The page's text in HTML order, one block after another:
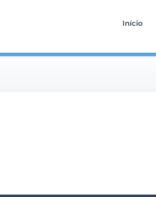
Início